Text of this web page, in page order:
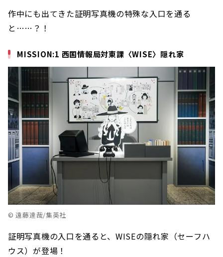
作中にも出てきた証明写真機の特殊な入口を通る
と……？！
MISSION:1 西国情報局対東課〈WISE〉隠れ家
© 遠藤達哉/集英社
証明写真機の入口を通ると、WISEの隠れ家（セーフハ
ウス）が登場！